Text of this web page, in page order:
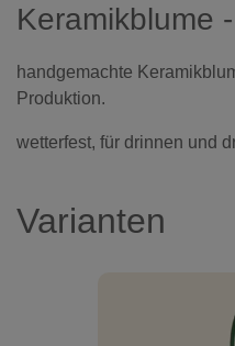
Keramikblume
handgemachte
Produktion.
wetterfest, für drinnen und
Varianten